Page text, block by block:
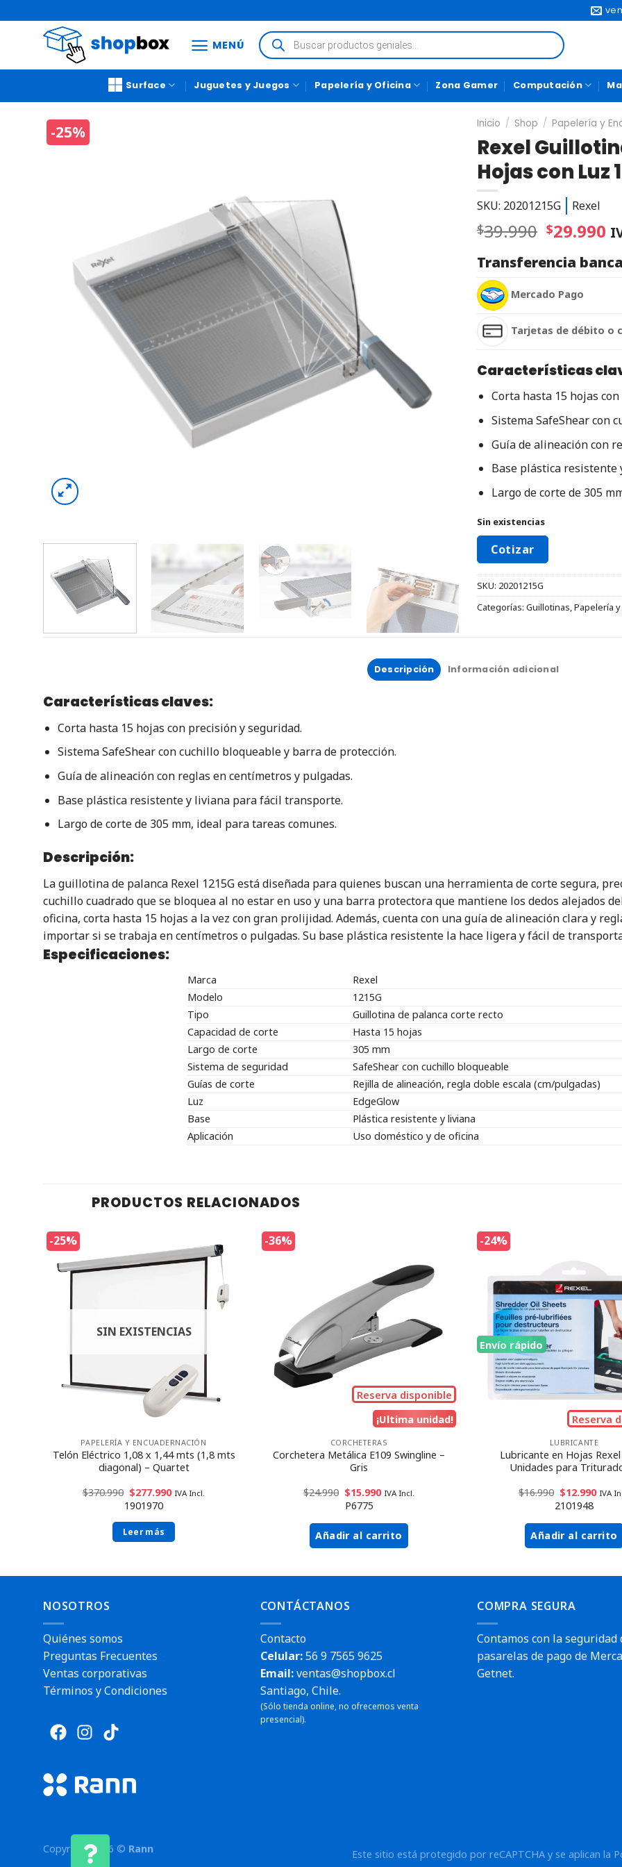
MENÚ
Surface Juguetes y Juegos Papelería y Oficina Zona Gamer Computación
-25% Inicio / Shop / Papelería y
Rexel
Hojas con Luz
SKU: 20201215G Rexel
$39.990 $29.990
Transferencia
Mercado Pago
Tarjetas de débito o
Características
Corta hasta 15 hojas
Sistema SafeShear con
Guía de alineación con
Base plástica
Largo de corte de 305
Sin existencias
Cotizar
SKU: 20201215G
Categorías: Guillotinas,Papelería
Descripción Información adicional
Características claves:
Corta hasta 15 hojas con precisión y seguridad.
Sistema SafeShear con cuchillo bloqueable y barra de protección.
Guía de alineación con reglas en centímetros y pulgadas.
Base plástica resistente y liviana para fácil transporte.
Largo de corte de 305 mm, ideal para tareas comunes.
Descripción:
La guillotina de palanca Rexel 1215G está diseñada para quienes buscan una herramienta de corte segura,
cuchillo cuadrado que se bloquea al no estar en uso y una barra protectora que mantiene los dedos alejados
oficina, corta hasta 15 hojas a la vez con gran prolijidad. Además, cuenta con una guía de alineación clara y
importar si se trabaja en centímetros o pulgadas. Su base plástica resistente la hace ligera y fácil de
Especificaciones:
Marca
Rexel
Modelo
1215G
Tipo
Guillotina de palanca corte recto
Capacidad de corte
Hasta 15 hojas
Largo de corte
305 mm
Sistema de seguridad
SafeShear con cuchillo bloqueable
Guías de corte
Rejilla de alineación, regla doble escala (cm/pulgadas)
Luz
EdgeGlow
Base
Plástica resistente y liviana
Aplicación
Uso doméstico y de oficina
PRODUCTOS RELACIONADOS
-25%
SIN EXISTENCIAS
PAPELERÍA Y ENCUADERNACIÓN
Telón Eléctrico 1,08 x 1,44 mts (1,8 mts
diagonal) – Quartet
$370.990 $277.990 IVA Incl.
1901970
Leer más
-36%
¡Ultima unidad!
Reserva disponible
CORCHETERAS
Corchetera Metálica E109 Swingline –
Gris
$24.990 $15.990 IVA Incl.
P6775
Añadir al carrito
-24%
Reserva
Envío rápido
LUBRICANTE
Lubricante en Hojas
Unidades para
$16.990 $12.990 IVA
2101948
Añadir al carrito
NOSOTROS
Quiénes somos
Preguntas Frecuentes
Ventas corporativas
Términos y Condiciones
CONTÁCTANOS
Contacto
Celular:56 9 7565 9625
Email:ventas@shopbox.cl
Santiago, Chile.
(Sólo tienda online, no ofrecemos venta
presencial).
COMPRA SEGURA
Contamos con la seguridad
pasarelas de pago de
Getnet.
Este sitio está protegido por reCAPTCHA y se aplican la
Copyright 2026 © Rann